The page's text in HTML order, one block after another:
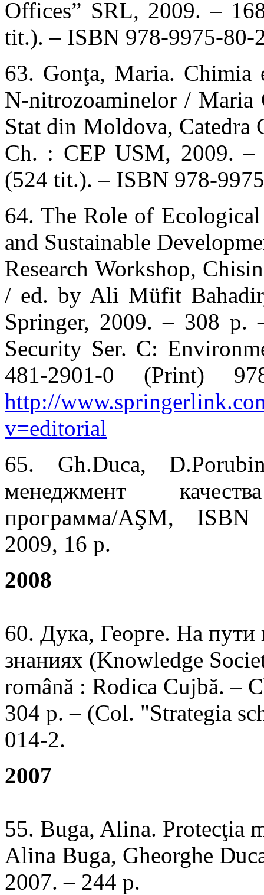
Offices” SRL, 2009. –
tit.). – ISBN 978-9975-80-
63. Gonţa, Maria.
N-nitrozoaminelor / Maria
Stat din Moldova, Catedra
Ch. : CEP USM, 2009.
(524 tit.). – ISBN 978-
64. The Role of
and Sustainable
Research Workshop,
/ ed. by Ali Müfit
Springer, 2009. – 308 p.
Security Ser. C:
481-2901-0 (Print)
http://
v=editorial
65. Gh.Duca,
менеджмент
программа/AŞM, ISBN
2009, 16 p.
2008
60. Дука, Георге. На
знаниях (Knowledge
română : Rodica Cujbă. –
304 p. – (Col. "Strategia
014-2.
2007
55. Buga, Alina. Protecţia
Alina Buga, Gheorghe
2007. – 244 p.